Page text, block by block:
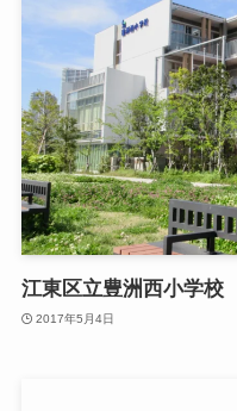
江東区立豊洲西小学校
2017年5月4日